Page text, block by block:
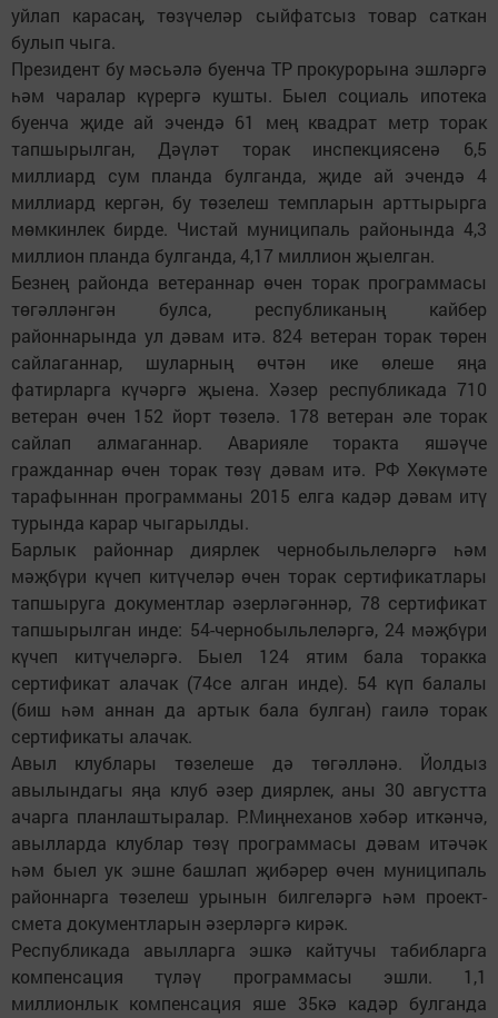
уйлап карасаң, төзүчеләр сыйфатсыз товар саткан
булып чыга.
Президент бу мәсьәлә буенча ТР прокурорына эшләргә
һәм чаралар күрергә кушты. Быел социаль ипотека
буенча җиде ай эчендә 61 мең квадрат метр торак
тапшырылган, Дәүләт торак инспекциясенә 6,5
миллиард сум планда булганда, җиде ай эчендә 4
миллиард кергән, бу төзелеш темпларын арттырырга
мөмкинлек бирде. Чистай муниципаль районында 4,3
миллион планда булганда, 4,17 миллион җыелган.
Безнең районда ветераннар өчен торак программасы
төгәлләнгән булса, республиканың кайбер
районнарында ул дәвам итә. 824 ветеран торак төрен
сайлаганнар, шуларның өчтән ике өлеше яңа
фатирларга күчәргә җыена. Хәзер респуб­ликада 710
ветеран өчен 152 йорт төзелә. 178 ветеран әле торак
сайлап алмаганнар. Аварияле торакта яшәүче
гражданнар өчен торак төзү дәвам итә. РФ Хөкүмәте
тарафыннан программаны 2015 елга кадәр дәвам итү
турында карар чыгарылды.
Барлык районнар диярлек чернобыльлеләргә һәм
мәҗбүри күчеп китүчеләр өчен торак сертификатлары
тапшыруга документлар әзерләгәннәр, 78 сертификат
тапшырылган инде: 54-чернобыльлеләргә, 24 мәҗбүри
күчеп китүчеләргә. Быел 124 ятим бала торакка
сертификат алачак (74се алган инде). 54 күп балалы
(биш һәм аннан да артык бала булган) гаилә торак
сертификаты алачак.
Авыл клублары төзелеше дә төгәлләнә. Йолдыз
авылындагы яңа клуб әзер диярлек, аны 30 августта
ачарга планлаштыралар. Р.Миңнеханов хәбәр иткәнчә,
авылларда клублар төзү программасы дәвам итәчәк
һәм быел ук эшне башлап җибәрер өчен муниципаль
районнарга төзелеш урынын билгеләргә һәм проект-
смета документларын әзерләргә кирәк.
Республикада авылларга эшкә кайтучы табибларга
компенсация түләү программасы эшли. 1,1
миллионлык компенсация яше 35кә кадәр булганда